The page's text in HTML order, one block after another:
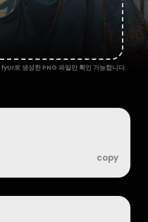
로 생성한 PNG 파일만 확인 가능합니다.
copy